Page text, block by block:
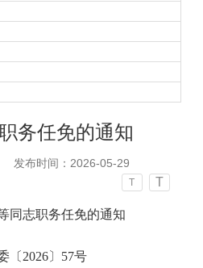
务任免的通知
发布时间：2026-05-29
T T
同志职务任免的通知
〔2026〕57号